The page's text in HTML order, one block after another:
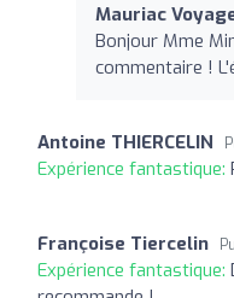
Mauriac
Bonjour Mme
commentaire !
Antoine THIERCELIN
Expérience fantastique:
Françoise Tiercelin
Expérience fantastique: